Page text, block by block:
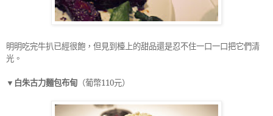
明明吃完牛扒已經很飽，但見到檯上的甜品還是忍不住一口一口把它們清
光。
▼白朱古力麵包布甸 （葡幣110元）